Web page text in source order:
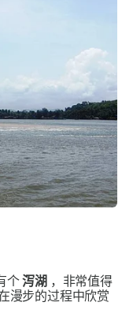
个泻湖 ，非常值得
漫步的过程中欣赏